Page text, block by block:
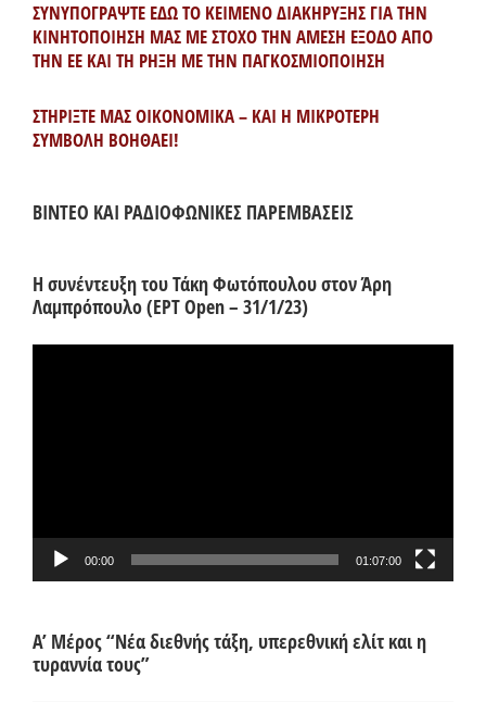
ΣΥΝΥΠΟΓΡΑΨΤΕ ΕΔΩ ΤΟ ΚΕΙΜΕΝΟ ΔΙΑΚΗΡΥΞΗΣ ΓΙΑ ΤΗΝ
ΚΙΝΗΤΟΠΟΙΗΣΗ ΜΑΣ ΜΕ ΣΤΟΧΟ ΤΗΝ ΑΜΕΣΗ ΕΞΟΔΟ ΑΠΟ
ΤΗΝ ΕΕ ΚΑΙ ΤΗ ΡΗΞΗ ΜΕ ΤΗΝ ΠΑΓΚΟΣΜΙΟΠΟΙΗΣΗ
ΣΤΗΡΙΞΤΕ ΜΑΣ ΟΙΚΟΝΟΜΙΚΑ – ΚΑΙ Η ΜΙΚΡΟΤΕΡΗ
ΣΥΜΒΟΛΗ ΒΟΗΘΑΕΙ!
ΒΙΝΤΕΟ ΚΑΙ ΡΑΔΙΟΦΩΝΙΚΕΣ ΠΑΡΕΜΒΑΣΕΙΣ
Η συνέντευξη του Τάκη Φωτόπουλου στον Άρη
Λαμπρόπουλο (ΕΡΤ Open – 31/1/23)
00:00 01:07:00
Α’ Μέρος “Νέα διεθνής τάξη, υπερεθνική ελίτ και η
τυραννία τους”